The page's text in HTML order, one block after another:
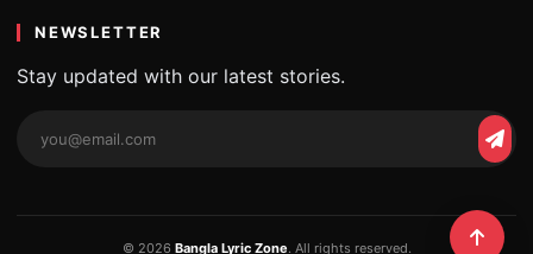
NEWSLETTER
Stay updated with our latest stories.
© 2026 Bangla Lyric Zone. All rights reserved.